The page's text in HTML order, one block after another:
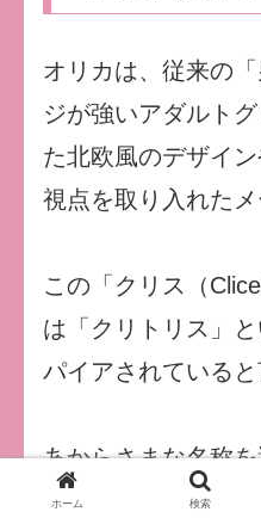
オリカは、従来の
ジが強いアダルト
た北欧風のデザイ
視点を取り入れたメ
この「クリス（
は「クリトリス」
パイアされていると
あからさまな名称
をスマートに表現
ホーム 検索